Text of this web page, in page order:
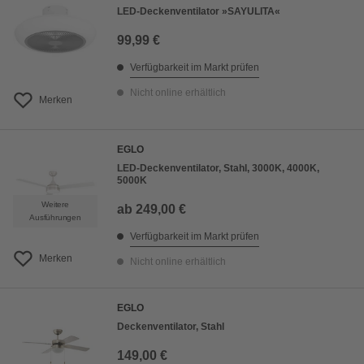
Merken
LED-Deckenventilator »SAYULITA«
99,99 €
Verfügbarkeit im Markt prüfen
Nicht online erhältlich
Weitere
Ausführungen
Merken
EGLO
LED-Deckenventilator, Stahl, 3000K, 4000K,
5000K
ab 249,00 €
Verfügbarkeit im Markt prüfen
Nicht online erhältlich
EGLO
Deckenventilator, Stahl
149,00 €